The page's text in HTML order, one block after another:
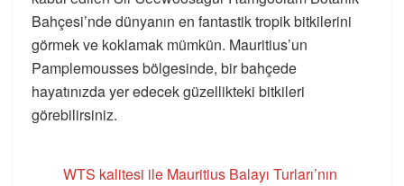
Bahçesi’nde dünyanın en fantastik tropik bitkilerini
görmek ve koklamak mümkün. Mauritius’un
Pamplemousses bölgesinde, bir bahçede
hayatınızda yer edecek güzellikteki bitkileri
görebilirsiniz.
WTS kalitesi ile Mauritius Balayı Turları’nın